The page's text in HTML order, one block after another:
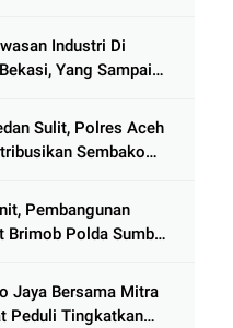
Industri Di
Yang Sampai
Sulit, Polres Aceh
Sembako
Pembangunan
Brimob Polda Sumbar
Jaya Bersama Mitra
Peduli Tingkatkan